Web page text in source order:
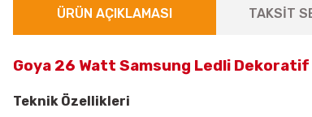
ÜRÜN AÇIKLAMASI TAKSİT
Goya 26 Watt Samsung Ledli Dekoratif
Teknik Özellikleri